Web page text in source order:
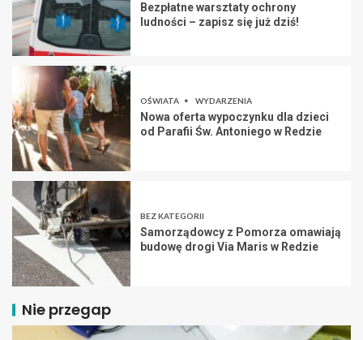
Bezpłatne warsztaty ochrony
ludności – zapisz się już dziś!
OŚWIATA WYDARZENIA
Nowa oferta wypoczynku dla dzieci
od Parafii Św. Antoniego w Redzie
BEZ KATEGORII
Samorządowcy z Pomorza omawiają
budowę drogi Via Maris w Redzie
Nie przegap